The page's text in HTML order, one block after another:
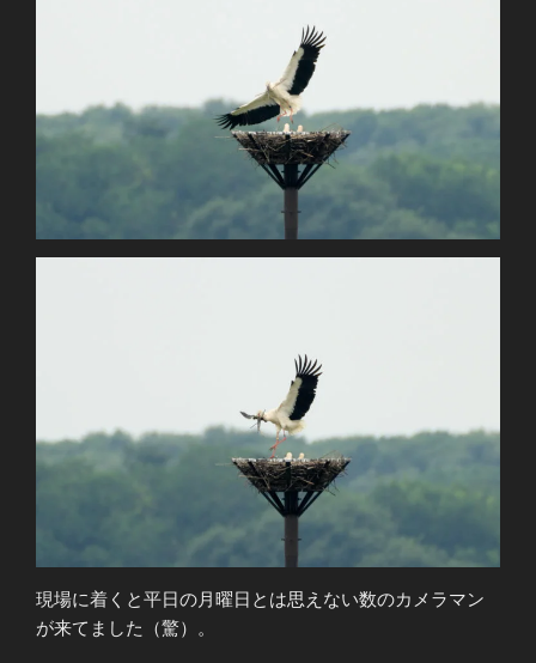
現場に着くと平日の月曜日とは思えない数のカメラマン
が来てました（驚）。